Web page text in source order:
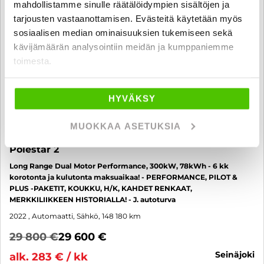
mahdollistamme sinulle räätälöidympien sisältöjen ja
tarjousten vastaanottamisen. Evästeitä käytetään myös
sosiaalisen median ominaisuuksien tukemiseen sekä
kävijämäärän analysointiin meidän ja kumppaniemme
toimesta.
HYVÄKSY
MUOKKAA ASETUKSIA
Polestar 2
Long Range Dual Motor Performance, 300kW, 78kWh - 6 kk
korotonta ja kulutonta maksuaikaa! - PERFORMANCE, PILOT &
PLUS -PAKETIT, KOUKKU, H/K, KAHDET RENKAAT,
MERKKILIIKKEEN HISTORIALLA! - J. autoturva
2022 , Automaatti, Sähkö, 148 180 km
29 800 €29 600 €
alk. 283 € / kk
seinäjoki